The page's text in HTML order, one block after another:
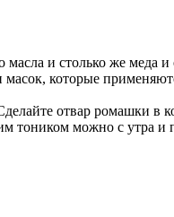
и столько же меда и
которые
отвар ромашки в
тоником можно с утра